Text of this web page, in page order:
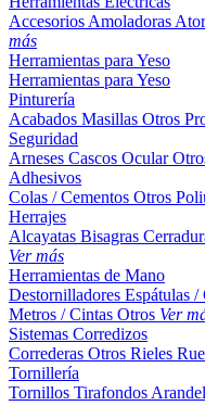
Accesorios Amoladoras
más
Herramientas para Yeso
Herramientas para Yeso
Pinturería
Acabados Masillas Otros
Seguridad
Arneses Cascos Ocular
Adhesivos
Colas / Cementos Otros
Herrajes
Alcayatas Bisagras
Ver más
Herramientas de Mano
Destornilladores Espátulas /
Metros / Cintas Otros Ver
Sistemas Corredizos
Correderas Otros Rieles
Tornillería
Tornillos Tirafondos